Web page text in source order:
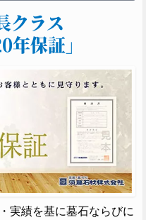
クラス
年保証」
実績を基に墓石ならびに